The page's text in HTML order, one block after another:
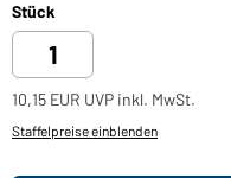
Stück
10,15 EUR UVP inkl. MwSt.
Staffelpreise einblenden